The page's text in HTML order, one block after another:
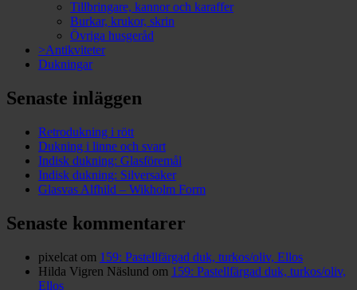
Tillbringare, kannor och karaffer
Burkar, krukor, skrin
Övriga husgeråd
>Antikviteter
Dukningar
Senaste inläggen
Retrodukning i rött
Dukning i linne och svart
Indisk dukning: Glasföremål
Indisk dukning: Silversaker
Glasvas Alfhild – Wikholm Form
Senaste kommentarer
pixelcat om 159: Pastellfärgad duk, turkos/oliv, Ellos
Hilda Vigren Näslund om 159: Pastellfärgad duk, turkos/oliv,
Ellos